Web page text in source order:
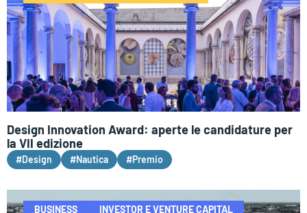
Design Innovation Award: aperte le candidature per
la VII edizione
#Design #Nautica #Premio
BUSINESS INVESTOR E VENTURE CAPITAL